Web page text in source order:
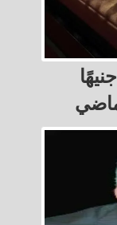
سعر الذهب عيار 21 يرتفع 185 جنيهًا